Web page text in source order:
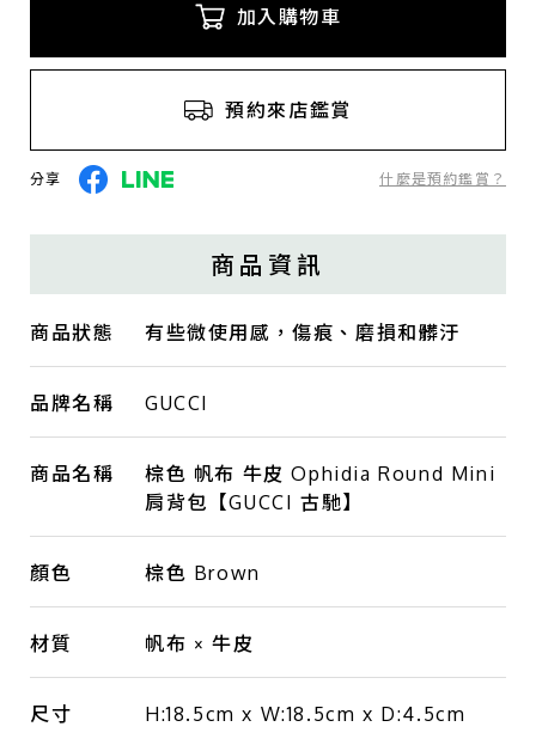
加入購物車
預約來店鑑賞
分享 什麼是預約鑑賞？
商品資訊
商品狀態 有些微使用感，傷痕、磨損和髒汙
品牌名稱 GUCCI
商品名稱
棕色 帆布 牛皮 Ophidia Round Mini
肩背包【GUCCI 古馳】
顏色 棕色 Brown
材質 帆布 × 牛皮
尺寸 H:18.5cm x W:18.5cm x D:4.5cm